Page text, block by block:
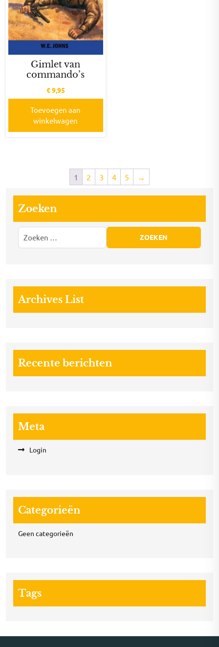
Gimlet van
commando’s
€9,95
Toevoegen aan
winkelwagen
1 2 3 4 5 →
Zoeken
Archives List
Recente berichten
Meta
Login
Categorieën
Geen categorieën
Tags